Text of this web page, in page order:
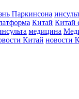
Паркинсона
Китай Китай
медицина
Китай новости